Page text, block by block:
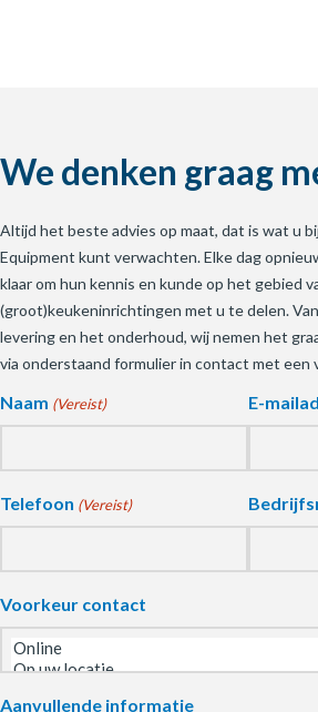
We denken graag
Altijd het beste advies op maat, dat is wat u
Equipment kunt verwachten. Elke dag
klaar om hun kennis en kunde op het gebied
(groot)keukeninrichtingen met u te delen.
levering en het onderhoud, wij nemen het
via onderstaand formulier in contact met een
Naam (Vereist) E-
Telefoon (Vereist)
Voorkeur contact
Aanvullende informatie